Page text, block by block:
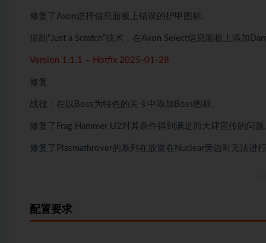
修复了Axon选择信息面板上错误的护甲图标。
借助“Just a Scratch”技术，在Axon Select信息面板上添加
Version 1.1.1 – Hotfix 2025-01-28
修复
战役：在以Boss为特色的关卡中添加Boss图标。
修复了Frag Hammer U2对其条件得到满足而大肆宣传的问题
修复了Plasmathrover的系列在放置在Nuclear旁边时无法进
配置要求